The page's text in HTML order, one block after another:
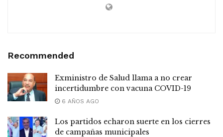
Recommended
Exministro de Salud llama a no crear
incertidumbre con vacuna COVID-19
6 AÑOS AGO
Los partidos echaron suerte en los cierres
de campañas municipales